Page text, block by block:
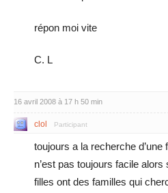
répon moi vite
C. L
16 avril 2008 à 17 h 50 min
clol Participant
toujours a la recherche
n’est pas toujours facile alors
filles ont des familles qui